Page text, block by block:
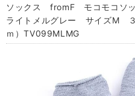
ソックス fromF モコモコソ
ライトメルグレー サイズM ３
ｍ）TV099MLMG